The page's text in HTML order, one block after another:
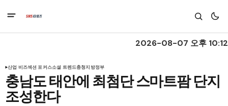
2026-08-07 오후 10:12
산업 비즈섹션 포커스소셜 트렌드충청지방정부
충남도 태안에 최첨단 스마트팜 단지
조성한다